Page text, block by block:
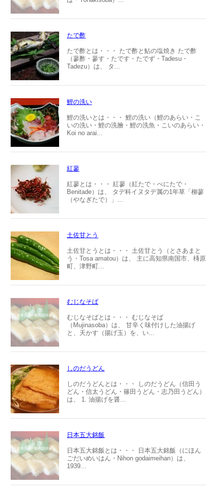
たで酢
たで酢とは・・・ たで酢と鮎の塩焼き たで酢
（蓼酢・蓼す・たです・たでず・Tadesu・
Tadezu）は、 タ...
鯉の洗い
鯉の洗いとは・・・ 鯉の洗い（鯉のあらい・こ
いの洗い・鯉の洗膾・鯉の洗魚・こいのあらい・
Koi no arai...
紅蓼
紅蓼とは・・・ 紅蓼（紅たで・べにたで・
Benitade）は、 タデ科イヌタデ属の1年草「柳蓼
（やなぎたで）」...
土佐甘とう
土佐甘とうとは・・・ 土佐甘とう（とさあまと
う・Tosa amatou）は、 主に高知県南国市、梼原
町、津野町...
むじなそば
むじなそばとは・・・ むじなそば
（Mujinasoba）は、 甘辛く味付けした油揚げ
と、天かす（揚げ玉）を、い...
しのだうどん
しのだうどんとは・・・ しのだうどん（信田う
どん・信太うどん・篠田うどん・志乃田うどん）
は、 1. 油揚げを醤...
日本五大銘飯
日本五大銘飯とは・・・ 日本五大銘飯（にほん
ごだいめいはん・Nihon godaimeihan）は、
1939...